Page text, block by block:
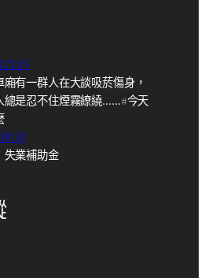
23:45
有一群人在大談吸菸傷身，
總是忍不住煙霧繚繞……#今天
失業補助金